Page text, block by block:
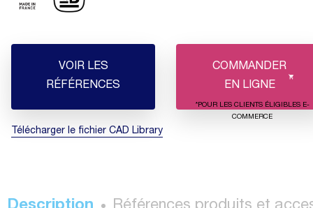
VOIR LES
RÉFÉRENCES
COMMANDER
EN LIGNE
*POUR LES CLIENTS ÉLIGIBLES E-
COMMERCE
Télécharger le fichier CAD Library